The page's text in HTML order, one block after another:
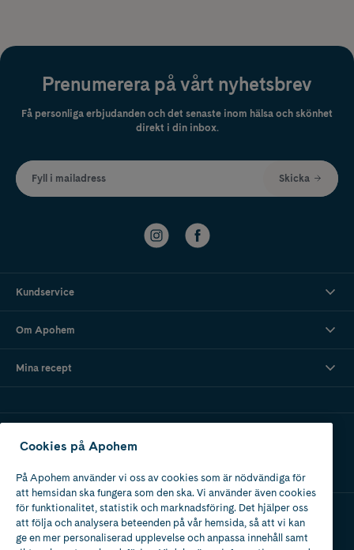
Prenumerera på vårt nyhetsbrev
Få personliga erbjudanden och det senaste inom hälsa och skönhet
direkt i din inbox.
Fyll i mailadress Skicka
Kundservice
Om Apohem
Mina recept
Apotek med tillstånd
av Läkemedelsverket
Cookies på Apohem
På Apohem använder vi oss av cookies som är nödvändiga för
att hemsidan ska fungera som den ska. Vi använder även cookies
för funktionalitet, statistik och marknadsföring. Det hjälper oss
att följa och analysera beteenden på vår hemsida, så att vi kan
ge en mer personaliserad upplevelse och anpassa innehåll samt